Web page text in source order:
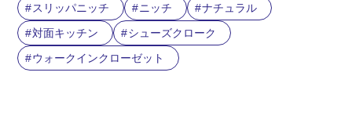
スリッパニッチ
ニッチ
ナチュラル
対面キッチン
シューズクローク
ウォークインクローゼット